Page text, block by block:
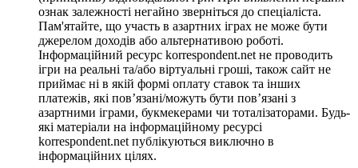
ознак залежності негайно зверніться до спеціаліста.
Пам'ятайте, що участь в азартних іграх не може бути
джерелом доходів або альтернативою роботі.
Інформаційний ресурс korrespondent.net не проводить
ігри на реальні та/або віртуальні гроші, також сайт не
приймає ні в якій формі оплату ставок та інших
платежів, які пов’язані/можуть бути пов’язані з
азартними іграми, букмекерами чи тоталізаторами. Будь-
які матеріали на інформаційному ресурсі
korrespondent.net публікуються виключно в
інформаційних цілях.